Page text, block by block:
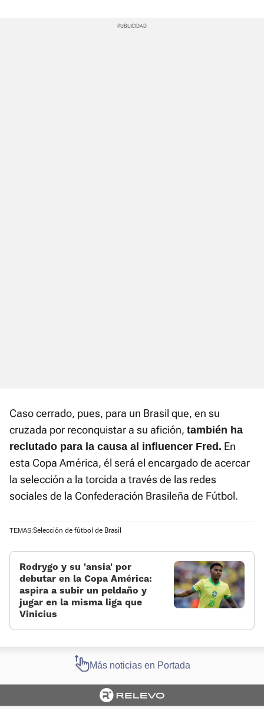
Caso cerrado, pues, para un Brasil que, en su
cruzada por reconquistar a su afición, también ha
reclutado para la causa al influencer Fred. En
esta Copa América, él será el encargado de acercar
la selección a la torcida a través de las redes
sociales de la Confederación Brasileña de Fútbol.
TEMAS:Selección de fútbol de Brasil
Rodrygo y su 'ansia' por
debutar en la Copa América:
aspira a subir un peldaño y
jugar en la misma liga que
Vinicius
Más noticias en Portada